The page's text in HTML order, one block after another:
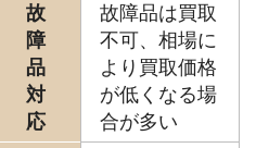
故
障
品
対
応
故障品は買取
不可、相場に
より買取価格
が低くなる場
合が多い